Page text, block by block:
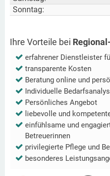
Sonntag:
Ihre Vorteile bei
erfahrener Dienstleister
transparente Kosten
Beratung online und
Individuelle
Persönliches Angebot
liebevolle und
einfühlsame und
Betreuerinnen
privilegierte Pflege und
besonderes